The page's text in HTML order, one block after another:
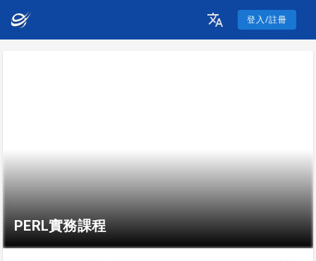
登入/註冊
PERL實務課程